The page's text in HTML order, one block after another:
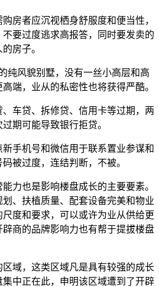
者应沉视栖身舒服度和便当性，
要过度逃求高报答，同时要发卖的
房子。
风貌别墅，没有一丝小高层和高
端，业从的私密性也将获得严酷。
贷、拆修贷、信用卡等过期，两
期可能导致银行拒贷。
机号和微信用于联系置业参谋和
被过度，连结判断，不被。
也是影响楼盘成长的主要要素。
、扶植质量、配套设备完美和物业
度和要求，可以或许为业从供给更
商的品牌影响力也有帮于提拔楼盘
域，这类区域凡是具有较强的成长
中正在此，申明该区域遭到了开辟